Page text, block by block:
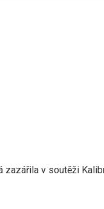
v soutěži